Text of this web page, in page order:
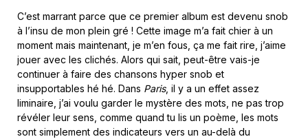
C’est marrant parce que ce premier album est devenu snob
à l’insu de mon plein gré ! Cette image m’a fait chier à un
moment mais maintenant, je m’en fous, ça me fait rire, j’aime
jouer avec les clichés. Alors qui sait, peut-être vais-je
continuer à faire des chansons hyper snob et
insupportables hé hé. Dans Paris, il y a un effet assez
liminaire, j’ai voulu garder le mystère des mots, ne pas trop
révéler leur sens, comme quand tu lis un poème, les mots
sont simplement des indicateurs vers un au-delà du